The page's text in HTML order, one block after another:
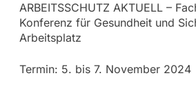
ARBEITSSCHUTZ AKTUELL –
Konferenz für Gesundheit und
Arbeitsplatz
Termin: 5. bis 7. November 2024